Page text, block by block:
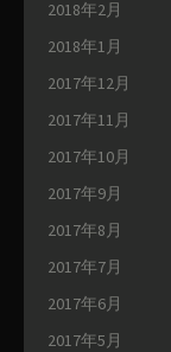
2018年2月
2018年1月
2017年12月
2017年11月
2017年10月
2017年9月
2017年8月
2017年7月
2017年6月
2017年5月